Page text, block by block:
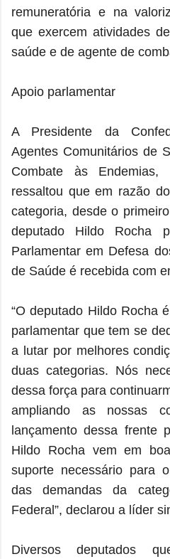
remuneratória e na
que exercem atividades
saúde e de agente de
Apoio parlamentar
A Presidente da
Agentes Comunitários de
Combate às Endemias,
ressaltou que em razão
categoria, desde o
deputado Hildo Rocha
Parlamentar em Defesa
de Saúde é recebida com
“O deputado Hildo Rocha
parlamentar que tem se
a lutar por melhores
duas categorias. Nós
dessa força para
ampliando as nossas
lançamento dessa frente
Hildo Rocha vem em
suporte necessário para
das demandas da
Federal”, declarou a líder
Diversos deputados